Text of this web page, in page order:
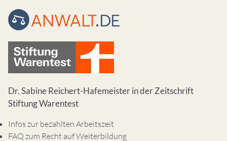
Dr. Sabine Reichert-Hafemeister in der Zeitschrift
Stiftung Warentest
Infos zur bezahlten Arbeitszeit
FAQ zum Recht auf Weiterbildung